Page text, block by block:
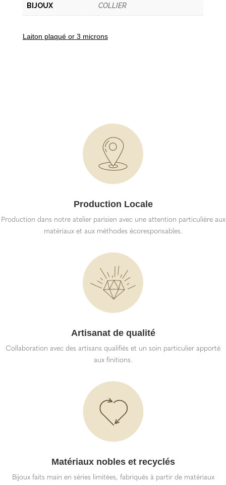
BIJOUX COLLIER
Laiton plaqué or 3 microns
Production Locale
Production dans notre atelier parisien avec une attention particulière aux
matériaux et aux méthodes écoresponsables.
Artisanat de qualité
Collaboration avec des artisans qualifiés et un soin particulier apporté
aux finitions.
Matériaux nobles et recyclés
Bijoux faits main en séries limitées, fabriqués à partir de matériaux